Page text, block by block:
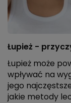
Łupież -
Łupież może
wpływać na
jego
jakie metody